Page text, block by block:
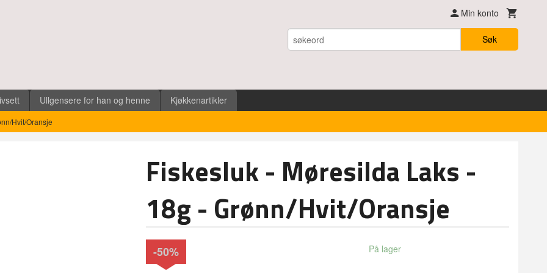
Min konto
Søk
Ullgensere for han og henne Kjøkkenartikler
Hvit/Oransje
Fiskesluk - Møresilda Laks -
18g - Grønn/Hvit/Oransje
-50% På lager